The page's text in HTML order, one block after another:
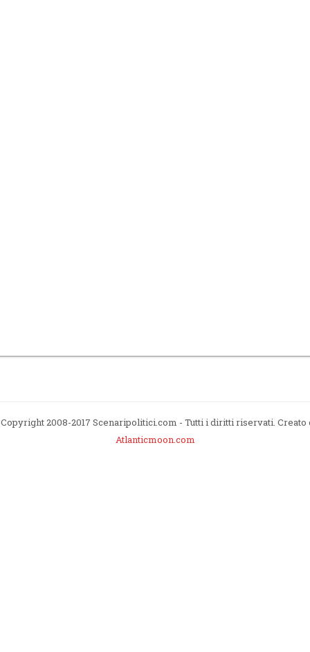
2008-2017 Scenaripolitici.com - Tutti i diritti riservati. Creato
Atlanticmoon.com